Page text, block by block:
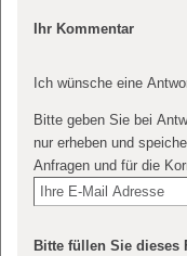
Ihr Kommentar
Ich wünsche eine
Bitte geben Sie bei
nur erheben und
Anfragen und für die
Bitte füllen Sie dieses